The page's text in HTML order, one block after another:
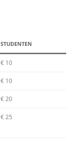
STUDENTEN
€ 10
€ 10
€ 20
€ 25